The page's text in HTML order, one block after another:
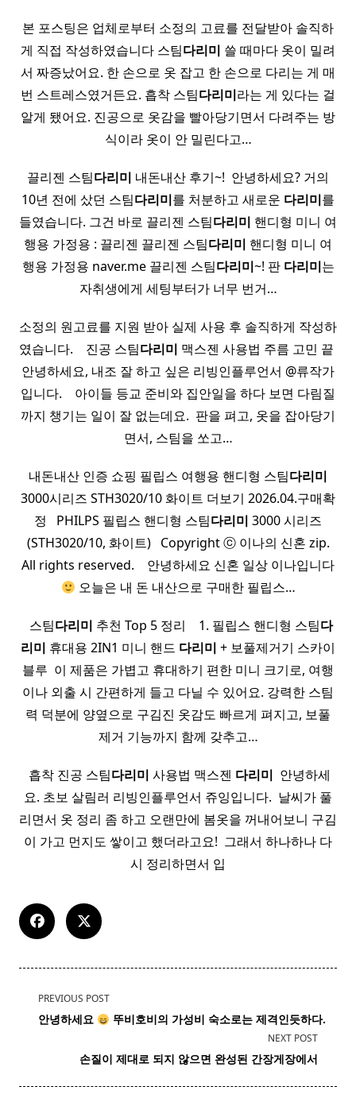
본 포스팅은 업체로부터 소정의 고료를 전달받아 솔직하
게 직접 작성하였습니다 스팀다리미 쓸 때마다 옷이 밀려
서 짜증났어요. 한 손으로 옷 잡고 한 손으로 다리는 게 매
번 스트레스였거든요. 흡착 스팀다리미라는 게 있다는 걸
알게 됐어요. 진공으로 옷감을 빨아당기면서 다려주는 방
식이라 옷이 안 밀린다고…
끌리젠 스팀다리미 내돈내산 후기~! ​ 안녕하세요? 거의
10년 전에 샀던 스팀다리미를 처분하고 새로운 다리미를
들였습니다. 그건 바로 끌리젠 스팀다리미 핸디형 미니 여
행용 가정용 : 끌리젠 끌리젠 스팀다리미 핸디형 미니 여
행용 가정용 naver.me 끌리젠 스팀다리미~! 판 다리미는
자취생에게 세팅부터가 너무 번거…
소정의 원고료를 지원 받아 실제 사용 후 솔직하게 작성하
였습니다. ​ ​ ​ 진공 스팀다리미 맥스젠 사용법 주름 고민 끝 ​
안녕하세요, 내조 잘 하고 싶은 리빙인플루언서 @류작가
입니다. ​ ​ ​ 아이들 등교 준비와 집안일을 하다 보면 다림질
까지 챙기는 일이 잘 없는데요. ​ 판을 펴고, 옷을 잡아당기
면서, 스팀을 쏘고…
내돈내산 인증 쇼핑 필립스 여행용 핸디형 스팀다리미
3000시리즈 STH3020/10 화이트 더보기 2026.04.구매확
정 ​ ​ PHILPS 필립스 핸디형 스팀다리미 3000 시리즈
(STH3020/10, 화이트) ​ ​ Copyright ⓒ 이나의 신혼 zip.
All rights reserved. ​ ​ ​ 안녕하세요 신혼 일상 이나입니다
오늘은 내 돈 내산으로 구매한 필립스…
​ ​ 스팀다리미 추천 Top 5 정리 ​ ​ ​ 1. 필립스 핸디형 스팀다
리미 휴대용 2IN1 미니 핸드 다리미 + 보풀제거기 스카이
블루 ​ 이 제품은 가볍고 휴대하기 편한 미니 크기로, 여행
이나 외출 시 간편하게 들고 다닐 수 있어요. 강력한 스팀
력 덕분에 양옆으로 구김진 옷감도 빠르게 펴지고, 보풀
제거 기능까지 함께 갖추고…
​ 흡착 진공 스팀다리미 사용법 맥스젠 다리미 ​ 안녕하세
요. 초보 살림러 리빙인플루언서 쥬잉입니다. ​ 날씨가 풀
리면서 옷 정리 좀 하고 오랜만에 봄옷을 꺼내어보니 구김
이 가고 먼지도 쌓이고 했더라고요! ​ 그래서 하나하나 다
시 정리하면서 입
<span
class="nav-
text">Page</span>
PREVIOUS POST
안녕하세요 뚜비호비의 가성비 숙소로는 제격인듯하다.
NEXT POST
손질이 제대로 되지 않으면 완성된 간장게장에서